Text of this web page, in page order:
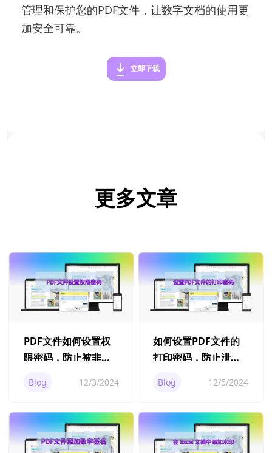
管理和保护您的PDF文件，让数字文档的使用更
加安全可靠。
立即下载
更多文章
PDF文件如何设置权
限密码，防止被非法
Blog 12/3/2024
如何设置PDF文件的
打印密码，防止泄
Blog 12/5/2024